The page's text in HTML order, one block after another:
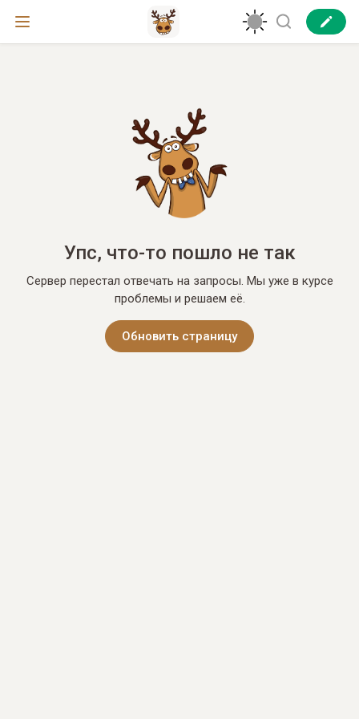
Упс, что-то пошло не так
Сервер перестал отвечать на запросы. Мы уже в курсе
проблемы и решаем её.
Обновить страницу